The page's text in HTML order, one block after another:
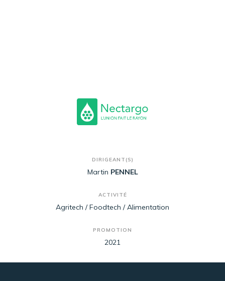
DIRIGEANT(S)
Martin PENNEL
ACTIVITÉ
Agritech / Foodtech / Alimentation
PROMOTION
2021